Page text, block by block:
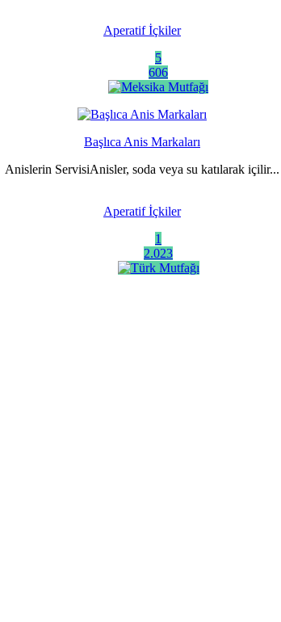
Aperatif İçkiler
5
606
Başlıca Anis Markaları
Anislerin ServisiAnisler, soda veya su katılarak içilir...
Aperatif İçkiler
1
2.023